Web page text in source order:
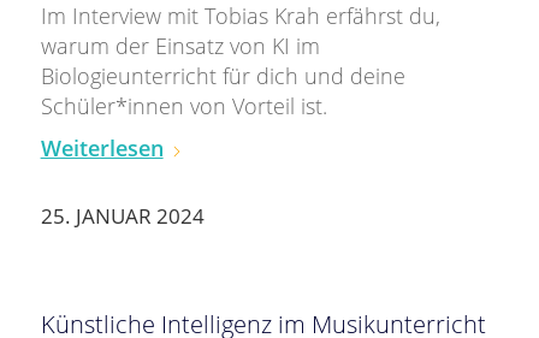
Im Interview mit Tobias Krah erfährst du,
warum der Einsatz von KI im
Biologieunterricht für dich und deine
Schüler*innen von Vorteil ist.
Weiterlesen
25. JANUAR 2024
Künstliche Intelligenz im Musikunterricht